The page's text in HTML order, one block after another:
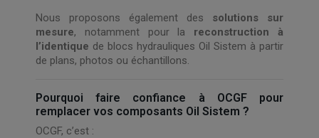
Nous proposons également des solutions sur
mesure, notamment pour la reconstruction à
l’identique de blocs hydrauliques Oil Sistem à partir
de plans, photos ou échantillons.
Pourquoi faire confiance à OCGF pour
remplacer vos composants Oil Sistem ?
OCGF, c’est :